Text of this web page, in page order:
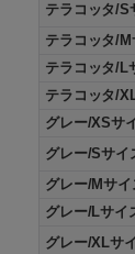
テラコッタ/S
テラコッタ/
テラコッタ/L
テラコッタ/
グレー/XSサ
グレー/Sサイ
グレー/Mサイ
グレー/Lサイ
グレー/XLサ